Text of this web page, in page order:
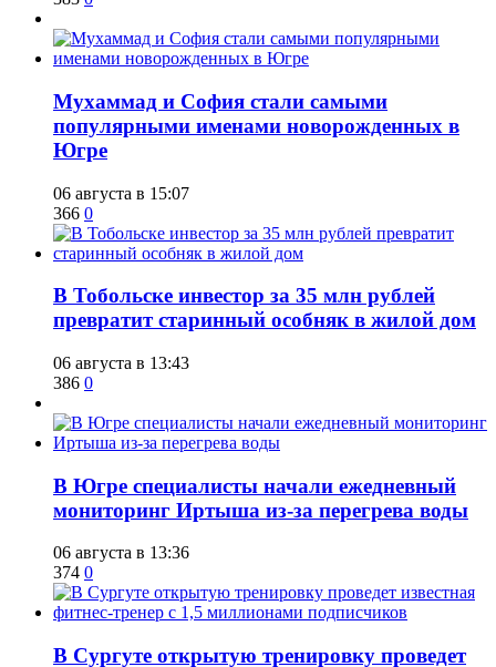
​Мухаммад и София стали самыми
популярными именами новорожденных в
Югре
06 августа в 15:07
366 0
В Тобольске инвестор за 35 млн рублей
превратит старинный особняк в жилой дом
06 августа в 13:43
386 0
В Югре специалисты начали ежедневный
мониторинг Иртыша из-за перегрева воды
06 августа в 13:36
374 0
В Сургуте открытую тренировку проведет